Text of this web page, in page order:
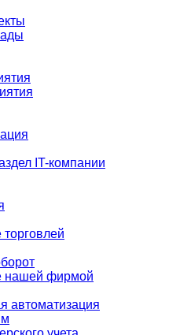
IT-компании
нашей фирмой
автоматизация